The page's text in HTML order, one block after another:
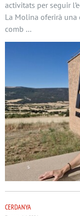
activitats per seguir
La Molina oferirà una
comb …
CERDANYA